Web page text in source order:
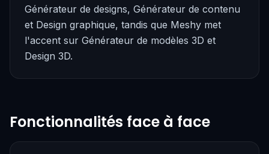
Générateur de designs, Générateur de contenu
et Design graphique, tandis que Meshy met
l'accent sur Générateur de modèles 3D et
Design 3D.
Fonctionnalités face à face